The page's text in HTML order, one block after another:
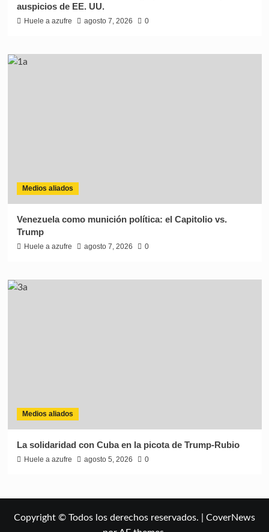
auspicios de EE. UU.
Huele a azufre agosto 7, 2026 0
Medios aliados
Venezuela como munición política: el Capitolio vs.
Trump
Huele a azufre agosto 7, 2026 0
Medios aliados
La solidaridad con Cuba en la picota de Trump-Rubio
Huele a azufre agosto 5, 2026 0
Copyright © Todos los derechos reservados.
CoverNews